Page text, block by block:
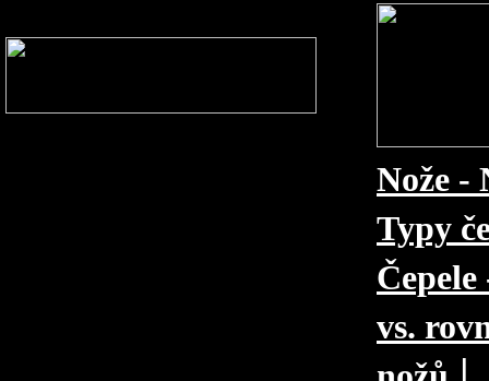
Nože -
Typy
vs.